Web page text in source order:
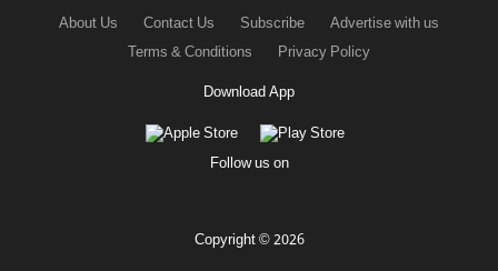
About Us Contact Us Subscribe
Advertise with us
Terms & Conditions
Privacy Policy
Download App
Follow us on
Copyright © 2026